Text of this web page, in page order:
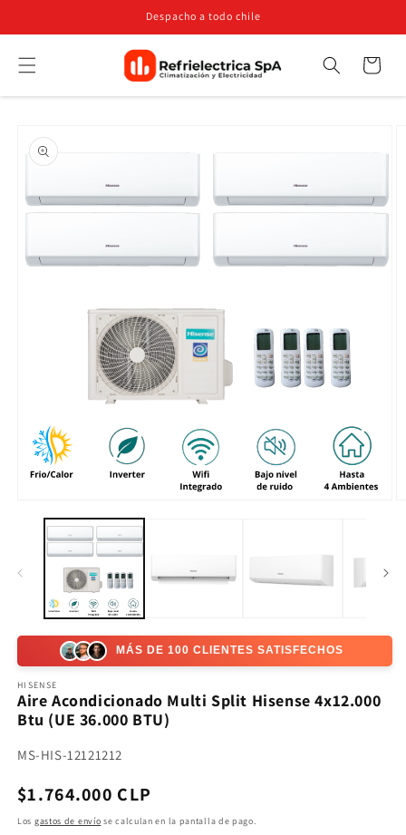
al contenido
Despacho a todo chile
Búsqueda Carrito
a la
información
elemento
multimedia
una
MÁS DE 100 CLIENTES SATISFECHOS
HISENSE
Aire Acondicionado Multi Split Hisense 4x12.000
Btu (UE 36.000 BTU)
SKU:
MS-HIS-12121212
Precio
habitual
$1.764.000 CLP
Los gastos de envío se calculan en la pantalla de pago.